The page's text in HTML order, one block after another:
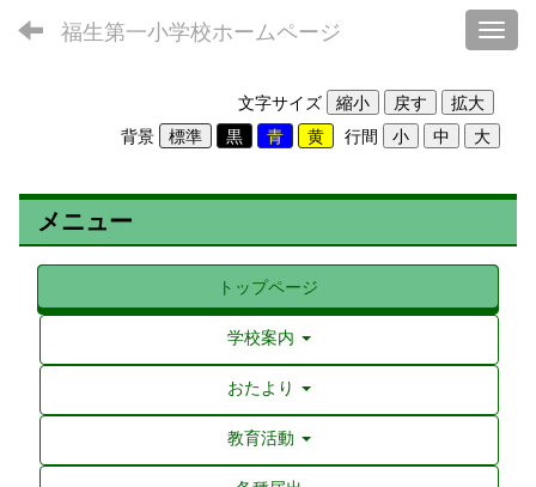
福生第一小学校ホームページ
文字サイズ
背景
行間
メニュー
トップページ
学校案内
おたより
教育活動